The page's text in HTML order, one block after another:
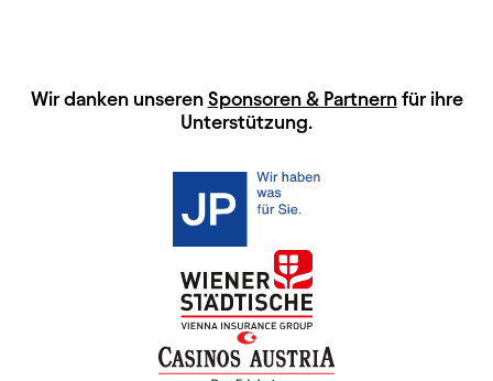
HAUPTSPONSOREN
Wir danken unseren Sponsoren & Partnernfür ihre
Unterstützung.